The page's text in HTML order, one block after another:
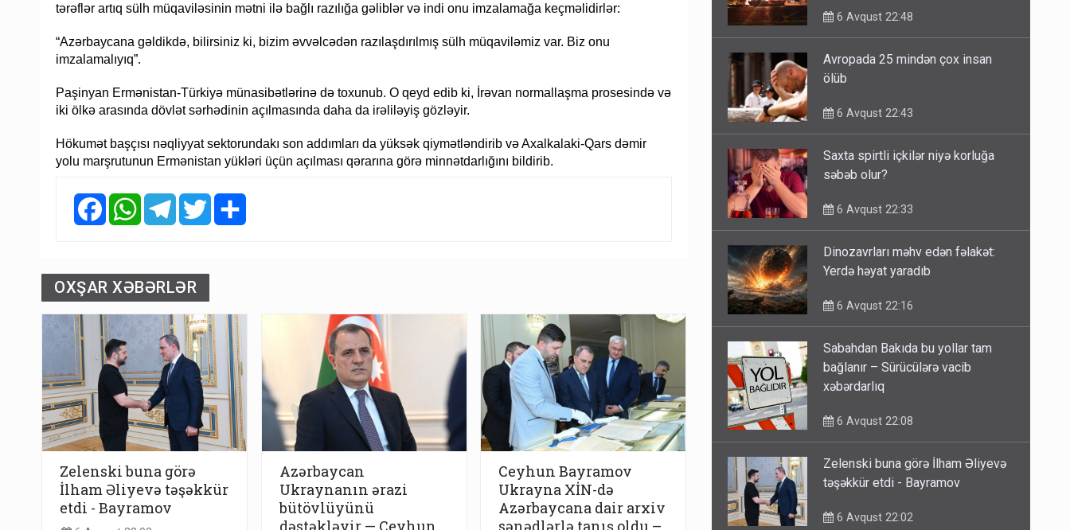
tərəflər artıq sülh müqaviləsinin mətni ilə bağlı razılığa gəliblər və indi onu imzalamağa keçməlidirlər:
“Azərbaycana gəldikdə, bilirsiniz ki, bizim əvvəlcədən razılaşdırılmış sülh müqaviləmiz var. Biz onu
imzalamalıyıq”.
Paşinyan Ermənistan-Türkiyə münasibətlərinə də toxunub. O qeyd edib ki, İrəvan normallaşma prosesində və
iki ölkə arasında dövlət sərhədinin açılmasında daha da irəliləyiş gözləyir.
Hökumət başçısı nəqliyyat sektorundakı son addımları da yüksək qiymətləndirib və Axalkalaki-Qars dəmir
yolu marşrutunun Ermənistan yükləri üçün açılması qərarına görə minnətdarlığını bildirib.
FacebookWhatsAppTelegramTwitter
OXŞAR XƏBƏRLƏR
Zelenski buna görə
İlham Əliyevə təşəkkür
etdi - Bayramov
Azərbaycan
Ukraynanın ərazi
bütövlüyünü
Ceyhun Bayramov
Ukrayna XİN-də
Azərbaycana dair arxiv
6 Avqust 22:48
Avropada 25 mindən çox insan
ölüb
6 Avqust 22:43
Saxta spirtli içkilər niyə korluğa
səbəb olur?
6 Avqust 22:33
Dinozavrları məhv edən fəlakət:
Yerdə həyat yaradıb
6 Avqust 22:16
Sabahdan Bakıda bu yollar tam
bağlanır – Sürücülərə vacib
xəbərdarlıq
6 Avqust 22:08
Zelenski buna görə İlham Əliyevə
təşəkkür etdi - Bayramov
6 Avqust 22:02